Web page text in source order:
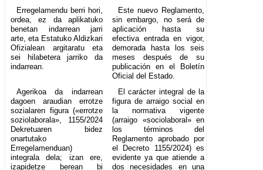
Erregelamendu berri hori,
ordea, ez da aplikatuko
benetan indarrean jarri
arte, eta Estatuko Aldizkari
Ofizialean argitaratu eta
sei hilabetera jarriko da
indarrean.
Este nuevo Reglamento,
sin embargo, no será de
aplicación hasta su
efectiva entrada en vigor,
demorada hasta los seis
meses después de su
publicación en el Boletín
Oficial del Estado.
Agerikoa da indarrean
dagoen araudian errotze
sozialaren figura («errotze
soziolaborala», 1155/2024
Dekretuaren bidez
onartutako
Erregelamenduan)
integrala dela; izan ere,
izapidetze berean bi
El carácter integral de la
figura de arraigo social en
la normativa vigente
(arraigo «sociolaboral» en
los términos del
Reglamento aprobado por
el Decreto 1155/2024) es
evidente ya que atiende a
dos necesidades en una